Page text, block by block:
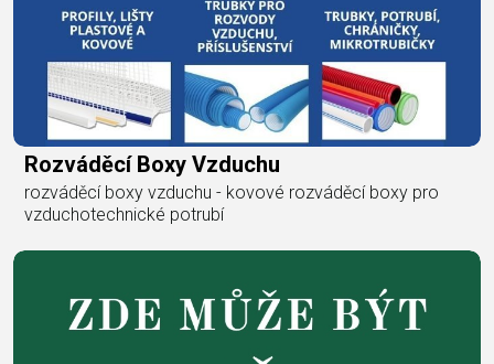
Rozváděcí Boxy Vzduchu
rozváděcí boxy vzduchu - kovové rozváděcí boxy pro
vzduchotechnické potrubí